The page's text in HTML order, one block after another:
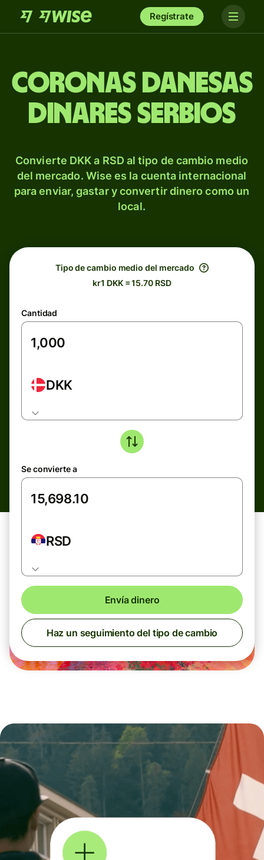
Regístrate
Coronas danesas
dinares serbios
Convierte DKK a RSD al tipo de cambio medio
del mercado. Wise es la cuenta internacional
para enviar, gastar y convertir dinero como un
local.
Tipo de cambio medio del mercado
kr1 DKK = 15.70 RSD
Cantidad
DKK
Se convierte a
RSD
Envía dinero
Haz un seguimiento del tipo de cambio